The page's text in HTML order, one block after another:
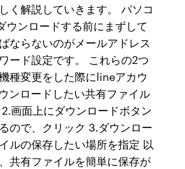
く解説していきます。 パソコ
ウンロードする前にまずして
ならないのがメールアドレス
ード設定です。 これらの2つ
種変更をした際にlineアカウ
ンロードしたい共有ファイル
画面上にダウンロードボタン
ので、クリック 3.ダウンロー
ルの保存したい場所を指定 以
共有ファイルを簡単に保存が